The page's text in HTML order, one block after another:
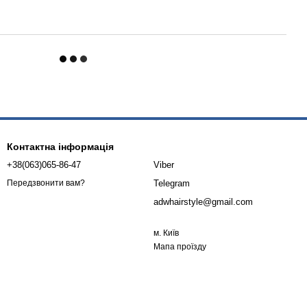
Контактна інформація
+38(063)065-86-47
Передзвонити вам?
Viber
Telegram
adwhairstyle@gmail.com
м. Київ
Мапа проїзду